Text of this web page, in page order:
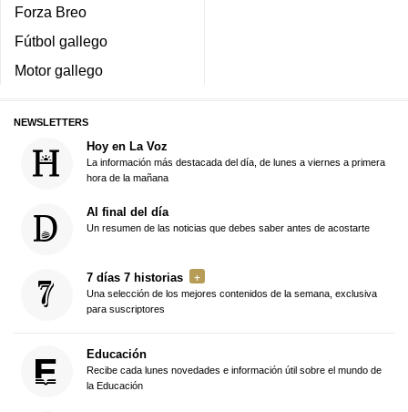
Forza Breo
Fútbol gallego
Motor gallego
NEWSLETTERS
Hoy en La Voz
La información más destacada del día, de lunes a viernes a primera
hora de la mañana
Al final del día
Un resumen de las noticias que debes saber antes de acostarte
7 días 7 historias
Una selección de los mejores contenidos de la semana, exclusiva
para suscriptores
Educación
Recibe cada lunes novedades e información útil sobre el mundo de
la Educación